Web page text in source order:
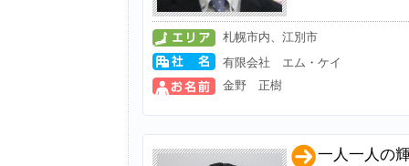
札幌市内、江別市
有限会社 エム・ケイ
金野 正樹
一人一人の